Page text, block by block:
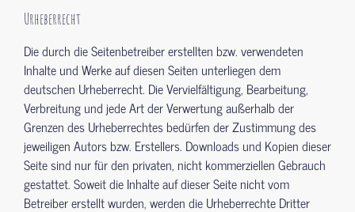
Urheberrecht
Die durch die Seitenbetreiber erstellten bzw. verwendeten
Inhalte und Werke auf diesen Seiten unterliegen dem
deutschen Urheberrecht. Die Vervielfältigung, Bearbeitung,
Verbreitung und jede Art der Verwertung außerhalb der
Grenzen des Urheberrechtes bedürfen der Zustimmung des
jeweiligen Autors bzw. Erstellers. Downloads und Kopien dieser
Seite sind nur für den privaten, nicht kommerziellen Gebrauch
gestattet. Soweit die Inhalte auf dieser Seite nicht vom
Betreiber erstellt wurden, werden die Urheberrechte Dritter